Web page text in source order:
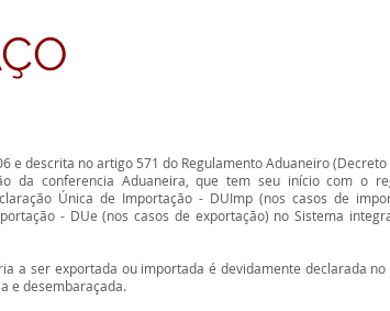
e descrita no artigo 571 do Regulamento Aduaneiro
da conferencia Aduaneira, que tem seu início com o
Única de Importação - DUImp (nos casos de
- DUe (nos casos de exportação) no Sistema
a ser exportada ou importada é devidamente declarada
e desembaraçada.